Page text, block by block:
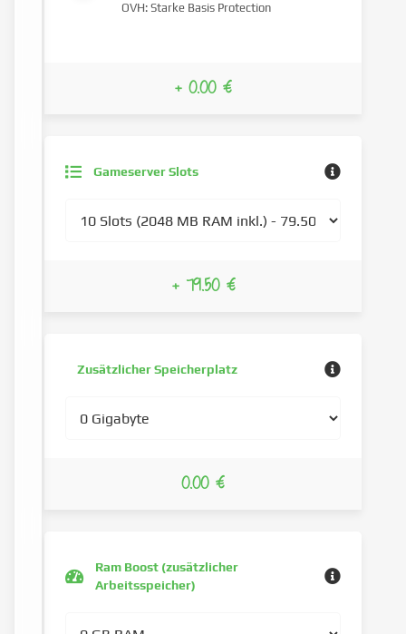
Gameserver Slots
+ 79.50 €
OVH: Starke Basis Protection
+ 0.00 €
Zusätzlicher Speicherplatz
0.00 €
Ram Boost (zusätzlicher
Arbeitsspeicher)